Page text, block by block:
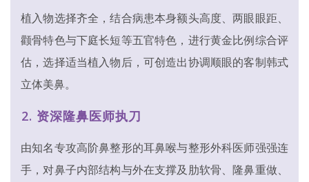
植入物选择齐全，结合病患本身额头高度、两眼眼距、
颧骨特色与下庭长短等五官特色，进行黄金比例综合评
估，选择适当植入物后，可创造出协调顺眼的客制韩式
立体美鼻。
2. 资深隆鼻医师执刀
由知名专攻高阶鼻整形的耳鼻喉与整形外科医师强强连
手，对鼻子内部结构与外在支撑及肋软骨、隆鼻重做、